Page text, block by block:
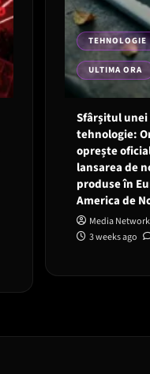
TEHNOLOGIE
ULTIMA ORA
Sfârșitul unei
tehnologie:
oprește
lansarea de
produse în
America de
Media Network
3 weeks ago